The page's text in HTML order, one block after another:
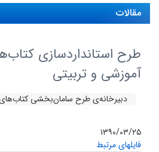
مقالات
طرح استانداردسازى
آموزشى و تربیتى
دبیرخانه‌ی طرح سامان‌بخشى
۱۳۹۰/۰۳/۲۵
فایلهای مرتبط